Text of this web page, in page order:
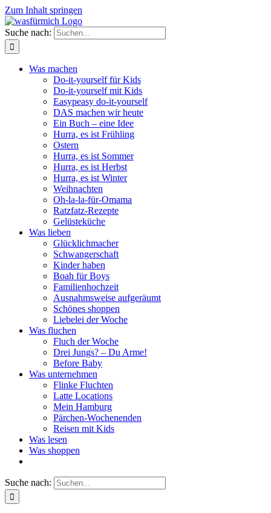
Zum Inhalt springen
Suche nach:
Was machen
Do-it-yourself für Kids
Do-it-yourself mit Kids
Easypeasy do-it-yourself
DAS machen wir heute
Ein Buch – eine Idee
Hurra, es ist Frühling
Ostern
Hurra, es ist Sommer
Hurra, es ist Herbst
Hurra, es ist Winter
Weihnachten
Oh-la-la-für-Omama
Ratzfatz-Rezepte
Gelüsteküche
Was lieben
Glücklichmacher
Schwangerschaft
Kinder haben
Boah für Boys
Familienhochzeit
Ausnahmsweise aufgeräumt
Schönes shoppen
Liebelei der Woche
Was fluchen
Fluch der Woche
Drei Jungs? – Du Arme!
Before Baby
Was unternehmen
Flinke Fluchten
Latte Locations
Mein Hamburg
Pärchen-Wochenenden
Reisen mit Kids
Was lesen
Was shoppen
Suche nach: